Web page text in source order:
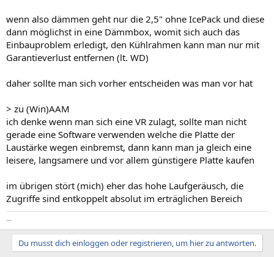
wenn also dämmen geht nur die 2,5" ohne IcePack und diese
dann möglichst in eine Dämmbox, womit sich auch das
Einbauproblem erledigt, den Kühlrahmen kann man nur mit
Garantieverlust entfernen (lt. WD)
daher sollte man sich vorher entscheiden was man vor hat
> zu (Win)AAM
ich denke wenn man sich eine VR zulagt, sollte man nicht
gerade eine Software verwenden welche die Platte der
Laustärke wegen einbremst, dann kann man ja gleich eine
leisere, langsamere und vor allem günstigere Platte kaufen
im übrigen stört (mich) eher das hohe Laufgeräusch, die
Zugriffe sind entkoppelt absolut im erträglichen Bereich
...
Du musst dich einloggen oder registrieren, um hier zu antworten.